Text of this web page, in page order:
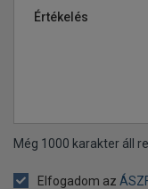
Értékelés
Még 1000 karakter áll
Elfogadom az